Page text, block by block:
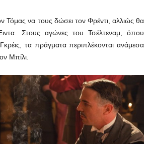
Τόμας να τους δώσει τον Φρέντι, αλλιώς θα
Στους αγώνες του Τσέλτεναμ, όπου
τα πράγματα περιπλέκονται ανάμεσα
Μπίλι.